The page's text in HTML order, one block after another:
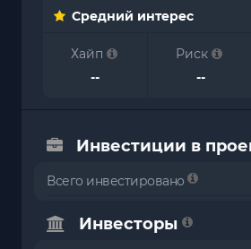
Средний интерес
Хайп
--
Риск
--
Инвестиции в
Всего инвестировано
Инвесторы